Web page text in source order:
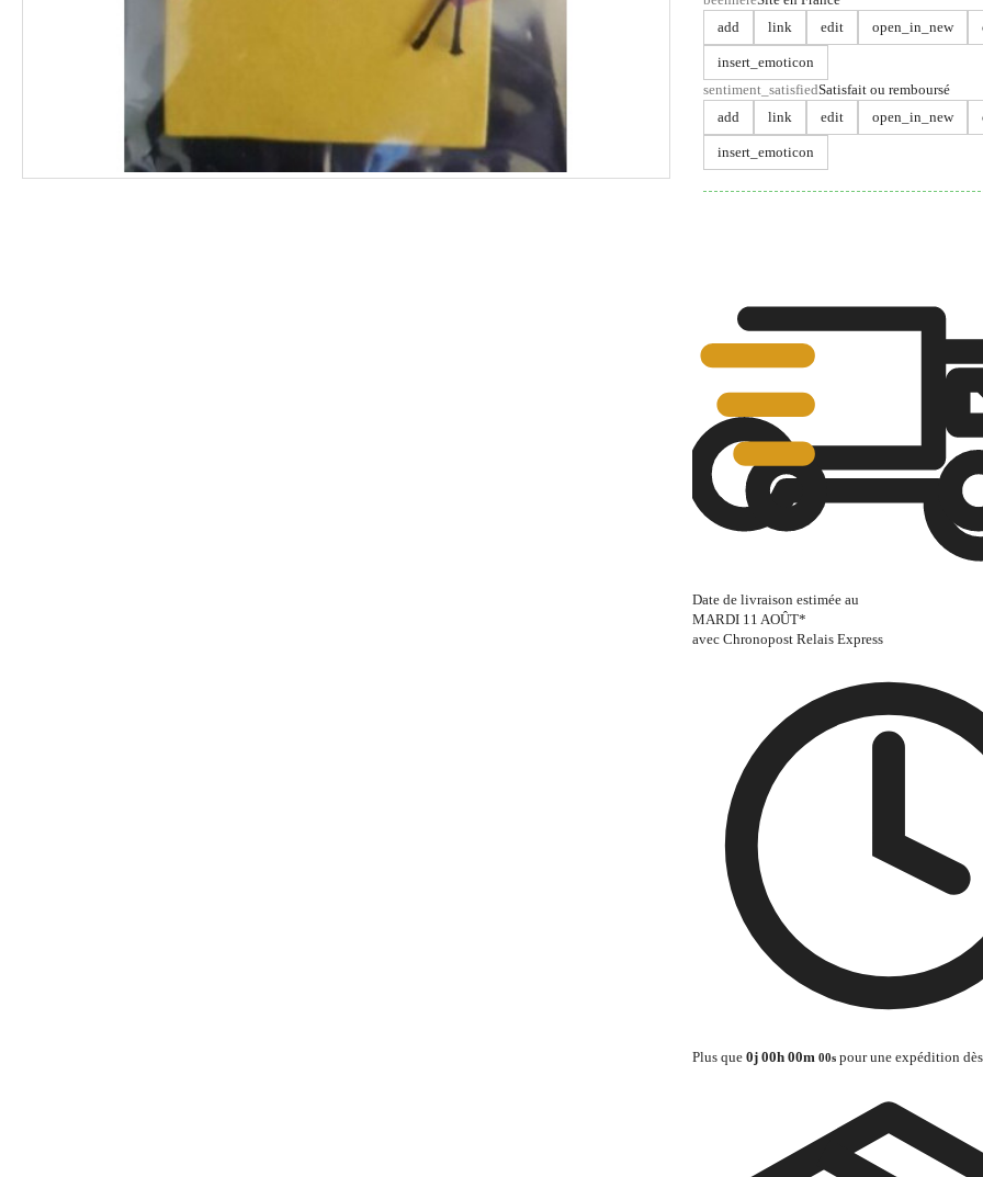
add
link edit open_in_new
insert_emoticon
sentiment_satisfiedSatisfait ou remboursé
add
link edit open_in_new
insert_emoticon
Date de livraison estimée au
MARDI 11 AOÛT*
avec Chronopost Relais Express
Plus que 0j 00h 00m 00s pour une expédition